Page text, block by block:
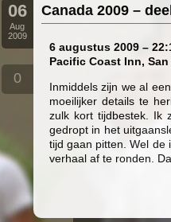
06
Aug
2009
0
Canada 2009 –
6 augustus 2009 –
Pacific Coast Inn,
Inmiddels zijn we al
moeilijker details te
zulk kort tijdbestek. Ik
gedropt in het
tijd gaan pitten. Wel de
verhaal af te ronden.